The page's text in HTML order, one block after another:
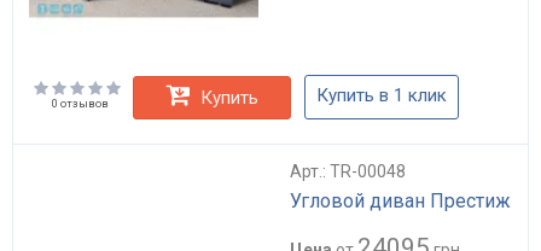
0 отзывов Купить Купить в 1 клик
Арт.: TR-00048
Угловой диван Престиж